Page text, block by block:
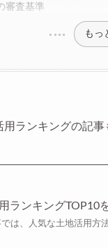
審査基準
もっ
ランキングの記事
ランキングTOP10
では、人気な土地活用方